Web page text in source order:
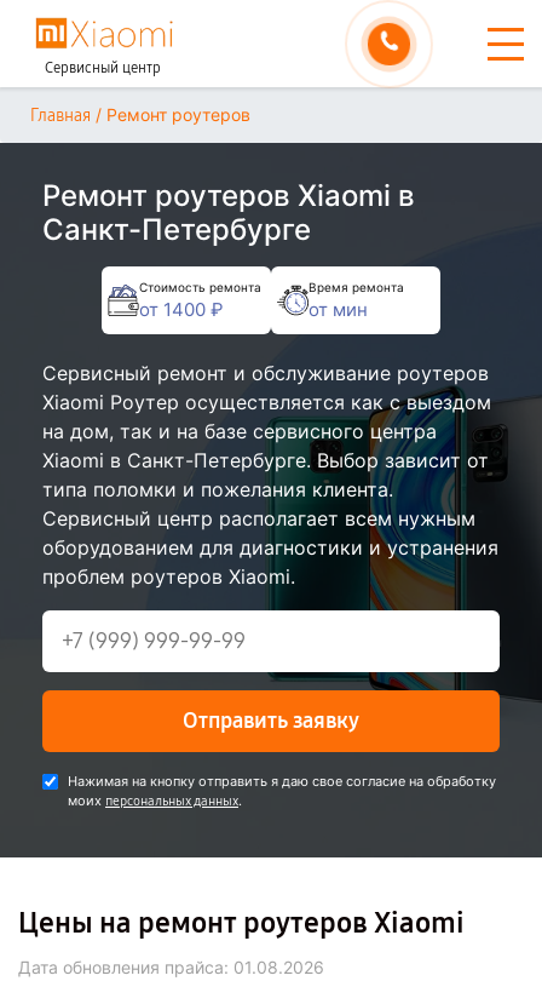
Сервисный центр
Главная / Ремонт роутеров
Ремонт роутеров Xiaomi в
Санкт-Петербурге
Стоимость ремонта
от 1400 ₽
Время ремонта
от мин
Сервисный ремонт и обслуживание роутеров
Xiaomi Роутер осуществляется как с выездом
на дом, так и на базе сервисного центра
Xiaomi в Санкт-Петербурге. Выбор зависит от
типа поломки и пожелания клиента.
Сервисный центр располагает всем нужным
оборудованием для диагностики и устранения
проблем роутеров Xiaomi.
Отправить заявку
Нажимая на кнопку отправить я даю свое согласие на обработку
моих персональных данных.
Цены на ремонт роутеров Xiaomi
Дата обновления прайса: 01.08.2026